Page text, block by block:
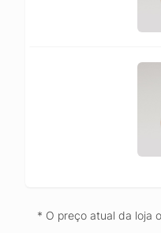
* O preço atual da loja